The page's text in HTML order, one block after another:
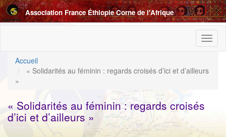
Aller
au
contenu
Association France Éthiopie Corne de l'Afrique
Accueil
« Solidarités au féminin : regards croisés d’ici et d’ailleurs
»
« Solidarités au féminin : regards croisés
d’ici et d’ailleurs »